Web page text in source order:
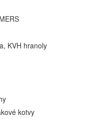
KVH hranoly
kotvy